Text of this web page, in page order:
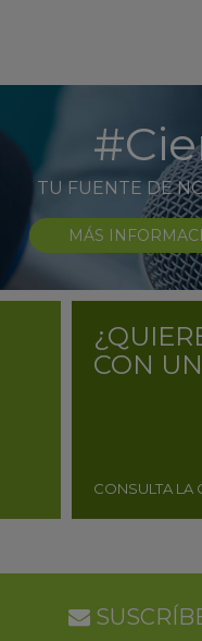
TU FUENTE DE
MÁS
CON
CONSULTA LA